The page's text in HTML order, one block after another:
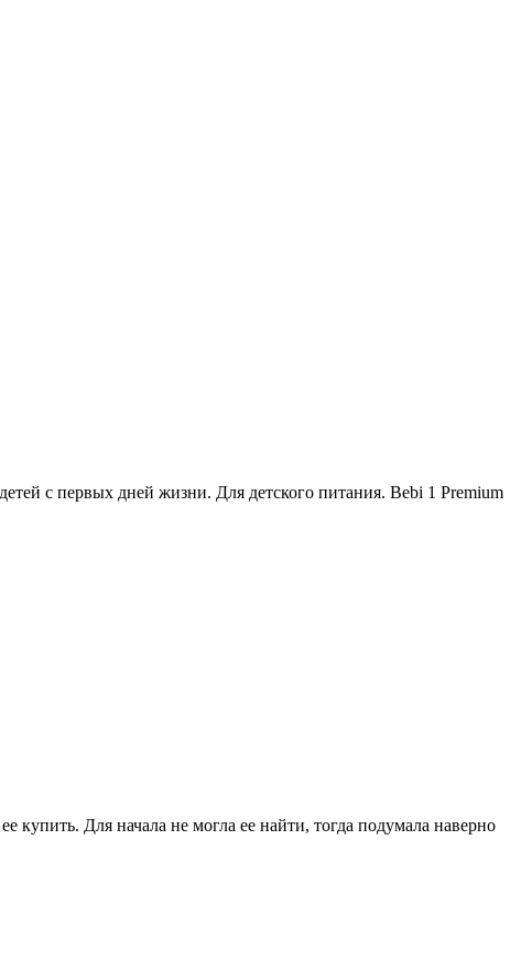
с первых дней жизни. Для детского питания. Bebi 1 Premium
купить. Для начала не могла ее найти, тогда подумала наверно